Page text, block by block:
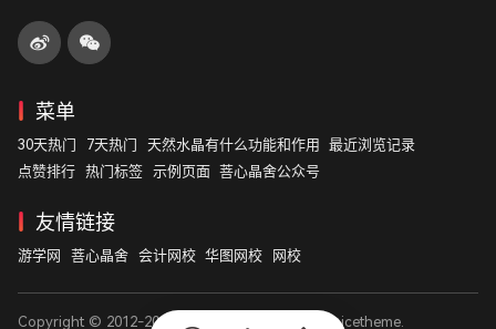
菜单
30天热门 7天热门 天然水晶有什么功能和作用
最近浏览记录
点赞排行 热门标签 示例页面 菩心晶舍公众号
友情链接
游学网 菩心晶舍 会计网校 华图网校 网校
Copyright © 2012-2026 nicetheme